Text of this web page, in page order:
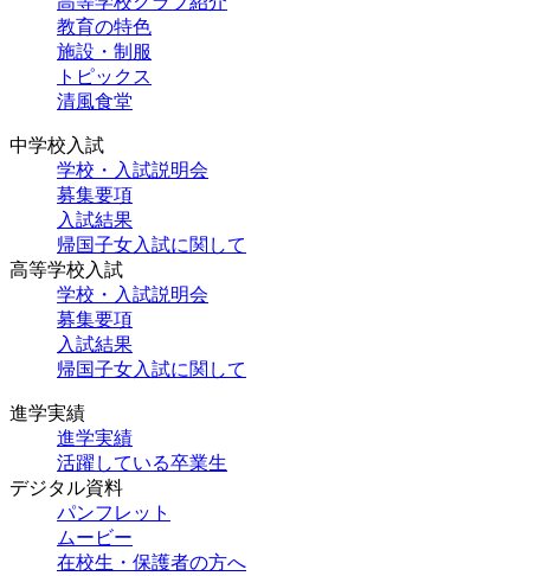
教育の特色
施設・制服
トピックス
清風食堂
中学校入試
学校・入試説明会
募集要項
入試結果
帰国子女入試に関して
高等学校入試
学校・入試説明会
募集要項
入試結果
帰国子女入試に関して
進学実績
進学実績
活躍している卒業生
デジタル資料
パンフレット
ムービー
在校生・保護者の方へ